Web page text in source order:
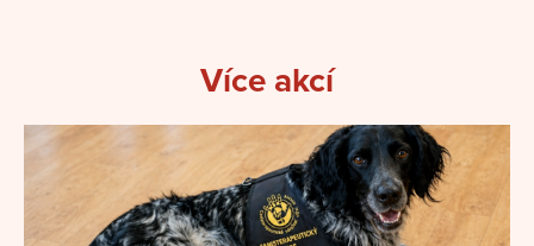
Více akcí